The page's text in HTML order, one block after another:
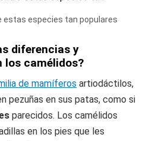
estas especies tan populares
diferencias y
los camélidos?
de mamíferos artiodáctilos,
pezuñas en sus patas, como si
parecidos. Los camélidos
en los pies que les